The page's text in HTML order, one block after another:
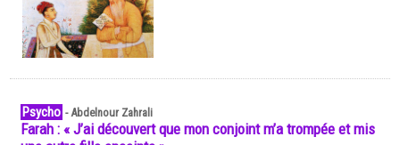
Psycho -Abdelnour Zahrali
Farah : « J’ai découvert que mon conjoint m’a trompée et mis